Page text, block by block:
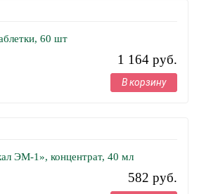
60 шт
1 164 руб.
В корзину
ЭМ-1», концентрат, 40 мл
582 руб.